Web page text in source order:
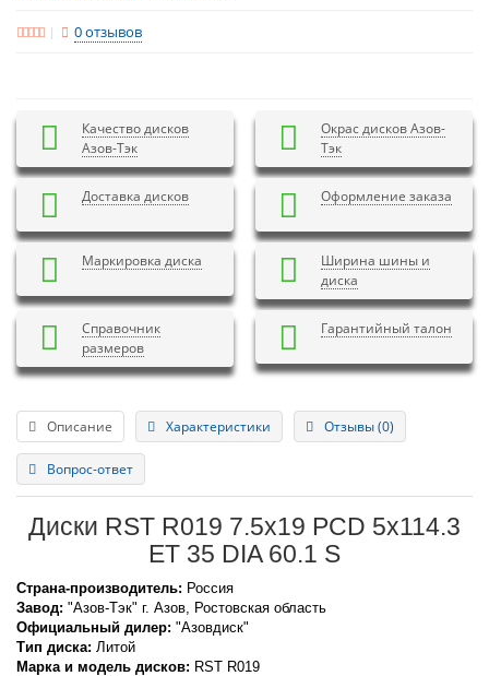
0 отзывов
Качество дисков
Азов-Тэк
Окрас дисков Азов-
Тэк
Доставка дисков Оформление заказа
Маркировка диска
Ширина шины и
диска
Справочник
размеров
Гарантийный талон
Описание Характеристики Отзывы (0)
Вопрос-ответ
Диски RST R019 7.5x19 PCD 5x114.3
ET 35 DIA 60.1 S
Страна-производитель: Россия
Завод: "Азов-Тэк" г. Азов, Ростовская область
Официальный дилер: "Азовдиск"
Тип диска: Литой
Марка и модель дисков: RST R019